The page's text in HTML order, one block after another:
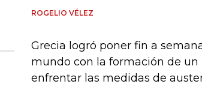
ROGELIO VÉLEZ
Grecia logró poner fin a
mundo con la formación de
enfrentar las medidas de